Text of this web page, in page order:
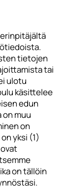
tietojen
tai
ulotu
käsittelee
edun
muu
on
yksi (1)
on tällöin